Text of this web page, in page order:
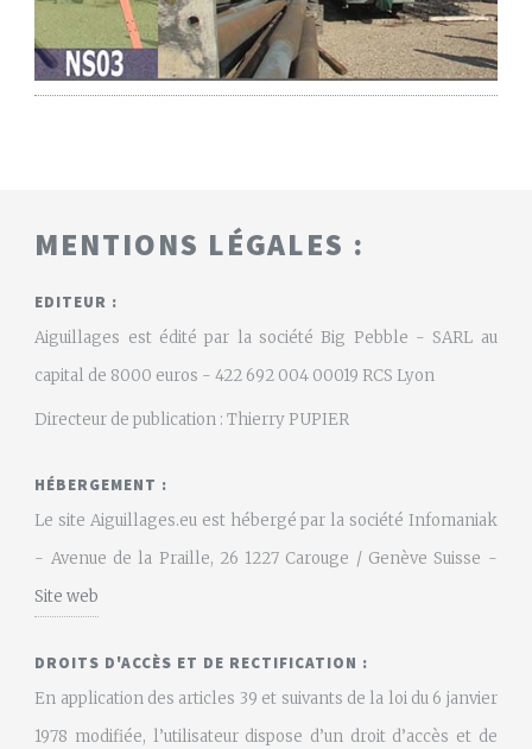
MENTIONS LÉGALES :
EDITEUR :
Aiguillages est édité par la société Big Pebble - SARL au
capital de 8000 euros - 422 692 004 00019 RCS Lyon
Directeur de publication : Thierry PUPIER
HÉBERGEMENT :
Le site Aiguillages.eu est hébergé par la société Infomaniak
- Avenue de la Praille, 26 1227 Carouge / Genève Suisse -
Site web
DROITS D'ACCÈS ET DE RECTIFICATION :
En application des articles 39 et suivants de la loi du 6 janvier
1978 modifiée, l’utilisateur dispose d’un droit d’accès et de